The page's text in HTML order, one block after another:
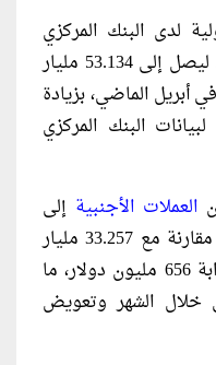
لدى البنك المركزي
المصري ارتفاعًا خلال مايو 2026 ليصل إلى 53.134 مليار
دولار في أبريل الماضي، بزيادة
لبيانات البنك المركزي
العملات الأجنبية إلى
33.913 مليار دولار بنهاية مايو، مقارنة مع 33.257 مليار
دولار في أبريل، بزيادة بلغت قرابة 656 مليون دولار، ما
الشهر وتعويض